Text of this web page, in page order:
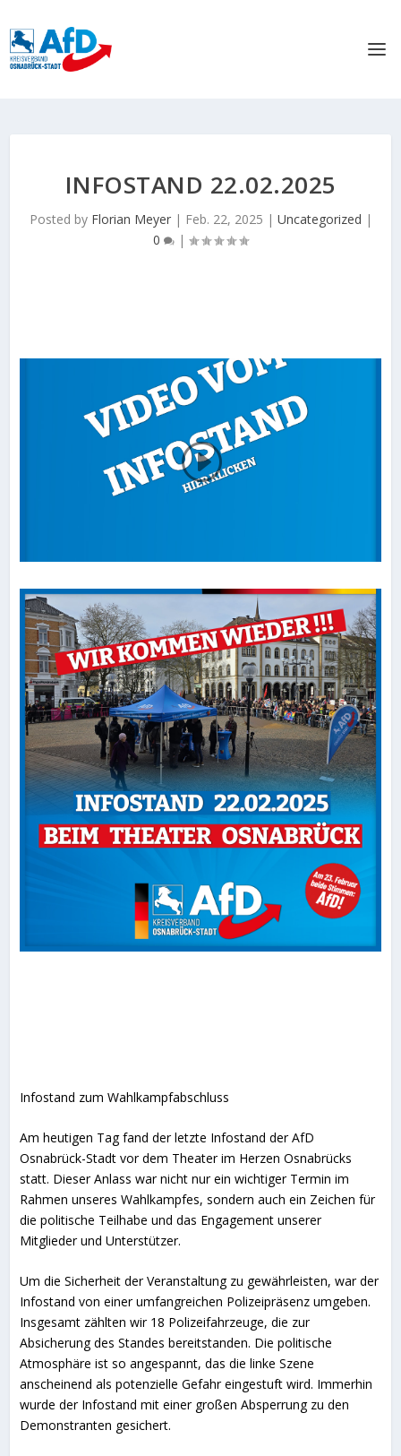
INFOSTAND 22.02.2025
Posted by Florian Meyer| Feb. 22, 2025 | Uncategorized |
0
|
Infostand zum Wahlkampfabschluss
Am heutigen Tag fand der letzte Infostand der AfD
Osnabrück-Stadt vor dem Theater im Herzen Osnabrücks
statt. Dieser Anlass war nicht nur ein wichtiger Termin im
Rahmen unseres Wahlkampfes, sondern auch ein Zeichen für
die politische Teilhabe und das Engagement unserer
Mitglieder und Unterstützer.
Um die Sicherheit der Veranstaltung zu gewährleisten, war der
Infostand von einer umfangreichen Polizeipräsenz umgeben.
Insgesamt zählten wir 18 Polizeifahrzeuge, die zur
Absicherung des Standes bereitstanden. Die politische
Atmosphäre ist so angespannt, das die linke Szene
anscheinend als potenzielle Gefahr eingestuft wird. Immerhin
wurde der Infostand mit einer großen Absperrung zu den
Demonstranten gesichert.